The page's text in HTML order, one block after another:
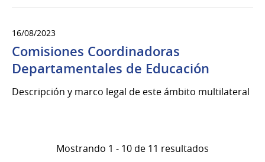
16/08/2023
Comisiones Coordinadoras
Departamentales de Educación
Descripción y marco legal de este ámbito multilateral
Mostrando 1 - 10 de 11 resultados